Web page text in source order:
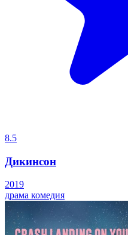
8.5
Дикинсон
2019
драма комедия